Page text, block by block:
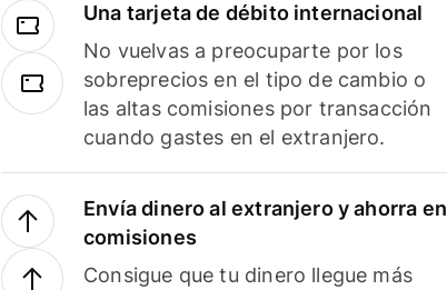
Una tarjeta de débito internacional
No vuelvas a preocuparte por los
sobreprecios en el tipo de cambio o
las altas comisiones por transacción
cuando gastes en el extranjero.
Envía dinero al extranjero y ahorra en
comisiones
Consigue que tu dinero llegue más